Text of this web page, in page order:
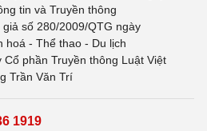
tin và Truyền thông
số 280/2009/QTG ngày
hoá - Thể thao - Du lịch
phần Truyền thông Luật Việt
Trần Văn Trí
1919